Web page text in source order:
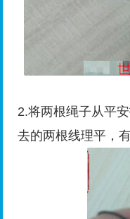
2.将两根绳子从平
去的两根线理平，